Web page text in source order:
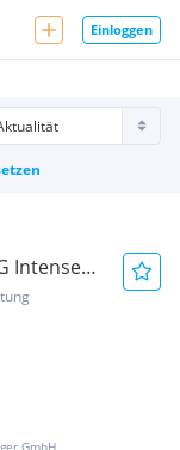
Einloggen
Intense+